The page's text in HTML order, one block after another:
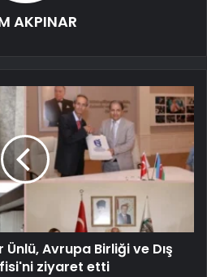
AKPINAR
Avrupa Birliği ve Dış
ziyaret etti